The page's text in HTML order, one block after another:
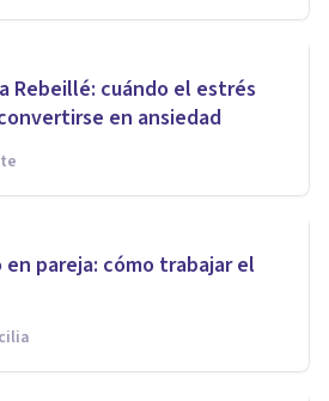
Rebeillé: cuándo el estrés
en ansiedad
en pareja: cómo trabajar el